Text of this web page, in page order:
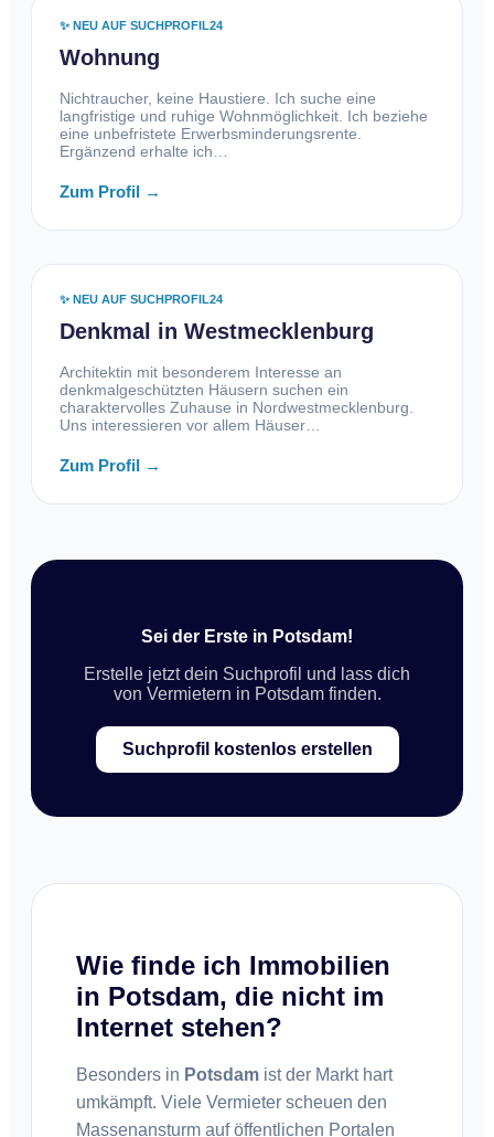
✨ NEU AUF SUCHPROFIL24
Wohnung
Nichtraucher, keine Haustiere. Ich suche eine
langfristige und ruhige Wohnmöglichkeit. Ich beziehe
eine unbefristete Erwerbsminderungsrente.
Ergänzend erhalte ich…
Zum Profil →
✨ NEU AUF SUCHPROFIL24
Denkmal in Westmecklenburg
Architektin mit besonderem Interesse an
denkmalgeschützten Häusern suchen ein
charaktervolles Zuhause in Nordwestmecklenburg.
Uns interessieren vor allem Häuser…
Zum Profil →
Sei der Erste in Potsdam!
Erstelle jetzt dein Suchprofil und lass dich
von Vermietern in Potsdam finden.
Suchprofil kostenlos erstellen
Wie finde ich Immobilien
in Potsdam, die nicht im
Internet stehen?
Besonders in Potsdam ist der Markt hart
umkämpft. Viele Vermieter scheuen den
Massenansturm auf öffentlichen Portalen